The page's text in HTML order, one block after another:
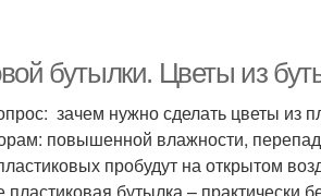
бутылки. Цветы из
зачем нужно сделать цветы из
повышенной влажности,
пробудут на открытом